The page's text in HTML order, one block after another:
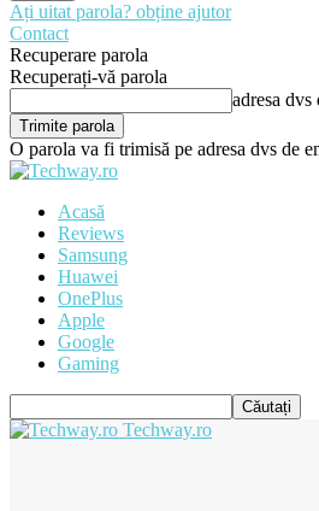
Ați uitat parola? obține ajutor
Contact
Recuperare parola
Recuperați-vă parola
adresa dvs
O parola va fi trimisă pe adresa dvs de
Acasă
Reviews
Samsung
Huawei
OnePlus
Apple
Google
Gaming
Techway.ro